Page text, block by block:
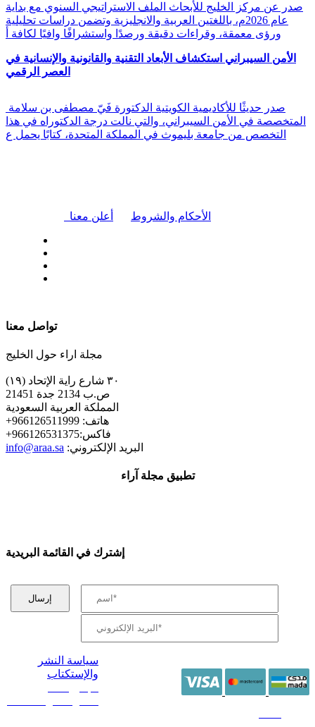
صدر عن مركز الخليج للأبحاث الملف الاستراتيجي السنوي مع بداية
عام 2026م، باللغتين العربية والانجليزية وتضمن دراسات تحليلية
ورؤى معمقة، وقراءات دقيقة ورصدًا واستشرافًا وافيًا لكافة أ
الأمن السيبراني استكشاف الأبعاد التقنية والقانونية والإنسانية في
العصر الرقمي
المتخصصة في الأمن السيبراني، والتي نالت درجة الدكتوراه في هذا
التخصص من جامعة بليموث في المملكة المتحدة، كتابًا يحمل ع
أعلن معنا الأحكام والشروط
تواصل معنا
مجلة اراء حول الخليج
٣٠ شارع راية الإتحاد (١٩)
ص.ب 2134 جدة 21451
المملكة العربية السعودية
+هاتف: 966126511999
+فاكس:966126531375
info@araa.sa :البريد الإلكتروني
تطبيق مجلة آراء
إشترك في القائمة البريدية
سياسة النشر
والإستكتاب